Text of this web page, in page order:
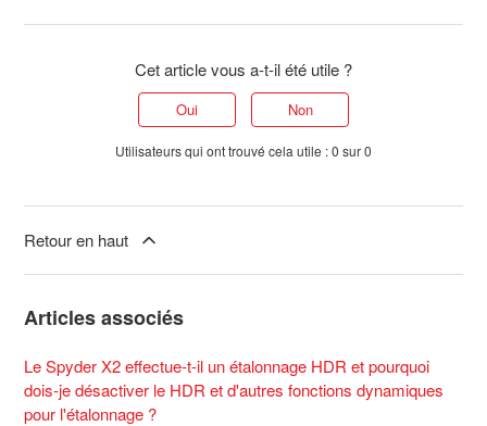
Cet article vous a-t-il été utile ?
Oui Non
Utilisateurs qui ont trouvé cela utile : 0 sur 0
Retour en haut
Articles associés
Le Spyder X2 effectue-t-il un étalonnage HDR et pourquoi
dois-je désactiver le HDR et d'autres fonctions dynamiques
pour l'étalonnage ?